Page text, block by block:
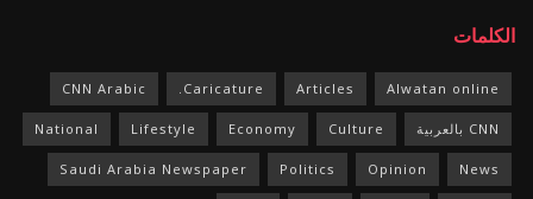
الكلمات
Alwatan online
Articles
Caricature.
CNN Arabic
CNN بالعربية Culture
Economy
Lifestyle
National
News
Opinion
Politics
Saudi Arabia Newspaper